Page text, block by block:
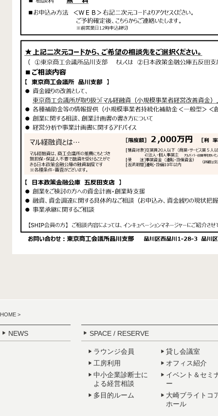
HOME >
NEWS SPACE / RESERVE
ラウンジ会員
工房利用
中小企業診断士に
よる経営相談
多目的ルーム
貸し会議室
オフィス紹介
イベント＆セミ
ー
大崎ブライトコ
ホール